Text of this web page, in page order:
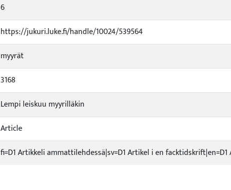
6
https://jukuri.luke.fi/handle/10024/539564
myyrät
3168
Lempi leiskuu myyrilläkin
Article
fi=D1 Artikkeli ammattilehdessä|sv=D1 Artikel i en